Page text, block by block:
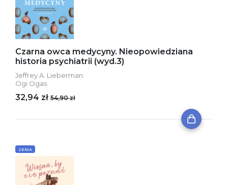
Czarna owca medycyny. Nieopowiedziana
historia psychiatrii (wyd.3)
Jeffrey A. Lieberman
Ogi Ogas
32,94 zł 54,90 zł
SERIA